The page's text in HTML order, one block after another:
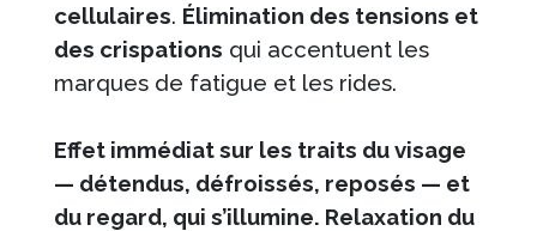
cellulaires. Élimination des tensions et
des crispations qui accentuent les
marques de fatigue et les rides.
Effet immédiat sur les traits du visage
— détendus, défroissés, reposés — et
du regard, qui s’illumine. Relaxation du